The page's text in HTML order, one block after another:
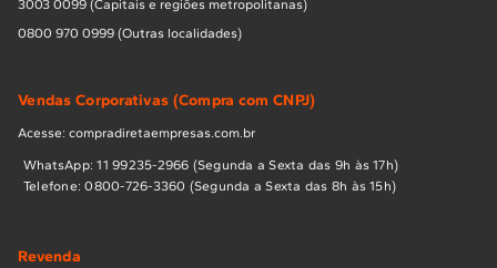
3003 0099 (Capitais e regiões metropolitanas)
0800 970 0999 (Outras localidades)
Vendas Corporativas (Compra com CNPJ)
Acesse: compradiretaempresas.com.br
WhatsApp: 11 99235-2966 (Segunda a Sexta das 9h às 17h)
Telefone: 0800-726-3360 (Segunda a Sexta das 8h às 15h)
Revenda